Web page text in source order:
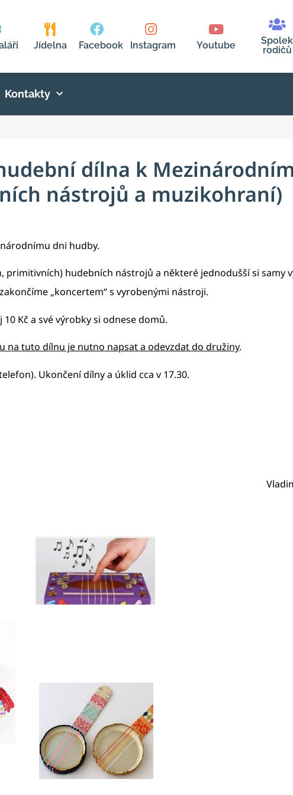
Jídelna Facebook Instagram Youtube
Spolek
rodičů
Kontakty
dílna k
nástrojů a muzikohraní)
dni hudby.
hudebních nástrojů a některé jednodušší si samy
„koncertem“ s vyrobenými nástroji.
Kč a své výrobky si odnese domů.
na tuto dílnu je nutno napsat a odevzdat do družiny.
Ukončení dílny a úklid cca v 17.30.